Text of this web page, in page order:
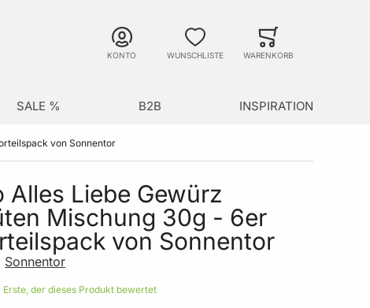
KONTO WUNSCHLISTE WARENKORB
SALE % B2B INSPIRATION
von Sonnentor
Alles Liebe Gewürz
Mischung 30g - 6er
von Sonnentor
Sonnentor
Erste, der dieses Produkt bewertet